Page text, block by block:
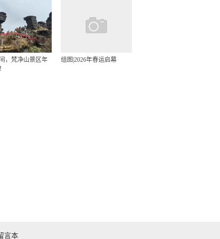
，梵净山景区年
组图|2026年春运启幕
言本